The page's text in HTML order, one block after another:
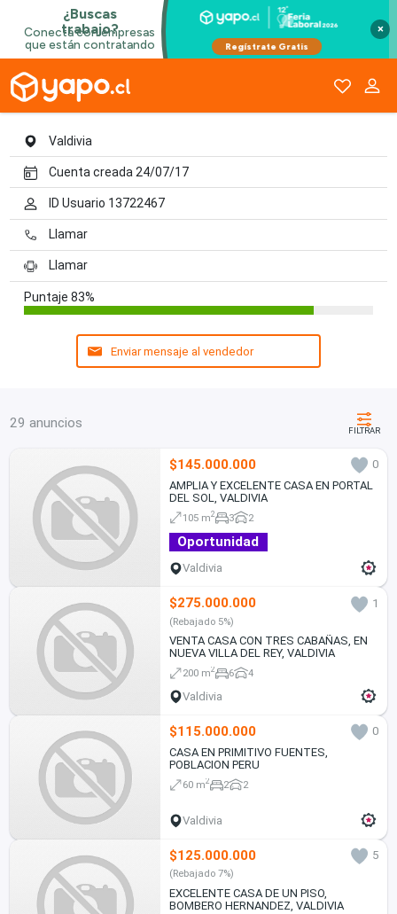
×
Luis Alvarez Propiedades
Valdivia
Cuenta creada 24/07/17
ID Usuario 13722467
Llamar
Llamar
Puntaje 83%
Enviar mensaje al vendedor
29 anuncios FILTRAR
$145.000.000
0
AMPLIA Y EXCELENTE CASA EN PORTAL
DEL SOL, VALDIVIA
105 m2 3 2
Oportunidad
Valdivia
$275.000.000 1
(Rebajado 5%)
VENTA CASA CON TRES CABAÑAS, EN
NUEVA VILLA DEL REY, VALDIVIA
200 m2 6 4
Valdivia
$115.000.000
0
CASA EN PRIMITIVO FUENTES,
POBLACION PERU
60 m2 2 2
Valdivia
$125.000.000 5
(Rebajado 7%)
EXCELENTE CASA DE UN PISO,
BOMBERO HERNANDEZ, VALDIVIA